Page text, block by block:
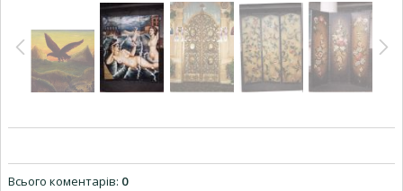
Всього коментарів: 0